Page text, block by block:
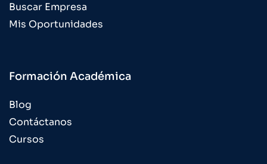
Buscar Empresa
Mis Oportunidades
Formación Académica
Blog
Contáctanos
Cursos